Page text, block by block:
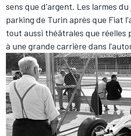
sens que d'argent. Les larmes
parking de Turin après que Fiat
tout aussi théâtrales que réelles
à une grande carrière dans